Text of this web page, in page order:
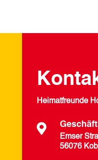
Heimatfreunde

Emser
56076